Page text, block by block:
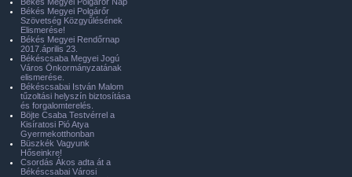
Békés Megyei Polgárőr
Szövetség Közgyűlésének
Elismerése!
Békés Megyei Rendőrnap
2017.április 23.
Békéscsaba Megyei Jogú
Város Önkormányzatának
elismerése.
Békéscsabai István Malom
tűzoltási helyszín biztosítása
és forgalomterelés.
Böjte Csaba Testvérrel a
Kisíratosi Pió Atya
Gyermekotthonban
Büszkék Vagyunk
Hőseinkre!
Csordás Ákos adta át a
Békéscsabai Városi